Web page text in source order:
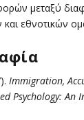
μεταξύ
και εθνοτικών
Immigration,
Psychology: An